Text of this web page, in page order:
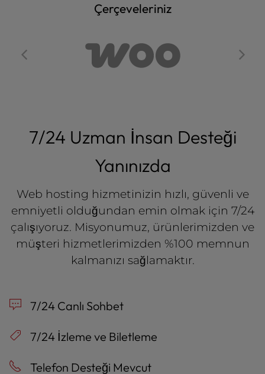
Çerçeveleriniz
7/24 Uzman İnsan Desteği
Yanınızda
Web hosting hizmetinizin hızlı, güvenli ve
emniyetli olduğundan emin olmak için 7/24
çalışıyoruz. Misyonumuz, ürünlerimizden ve
müşteri hizmetlerimizden %100 memnun
kalmanızı sağlamaktır.
7/24 Canlı Sohbet
7/24 İzleme ve Biletleme
Telefon Desteği Mevcut